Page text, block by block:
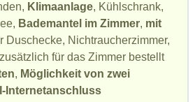
Klimaanlage, Kühlschrank,
Bademantel im Zimmer, mit
Duschecke, Nichtraucherzimmer,
für das Zimmer bestellt
, Möglichkeit von zwei
Internetanschluss